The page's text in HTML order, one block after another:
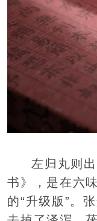
左归丸则
书》，是在六
的“升级版”。